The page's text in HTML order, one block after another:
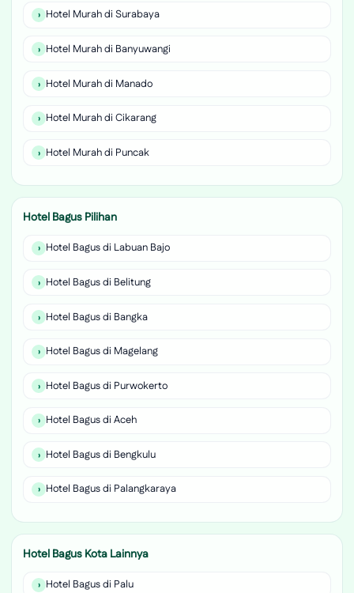
Hotel Murah di Surabaya
Hotel Murah di Banyuwangi
Hotel Murah di Manado
Hotel Murah di Cikarang
Hotel Murah di Puncak
Hotel Bagus Pilihan
Hotel Bagus di Labuan Bajo
Hotel Bagus di Belitung
Hotel Bagus di Bangka
Hotel Bagus di Magelang
Hotel Bagus di Purwokerto
Hotel Bagus di Aceh
Hotel Bagus di Bengkulu
Hotel Bagus di Palangkaraya
Hotel Bagus Kota Lainnya
Hotel Bagus di Palu